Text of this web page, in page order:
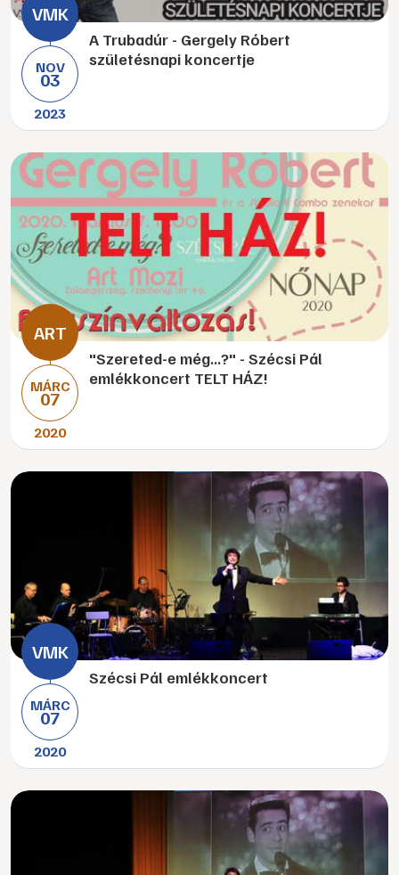
NOV
03
2023
A Trubadúr - Gergely Róbert
születésnapi koncertje
MÁRC
07
2020
"Szereted-e még...?" - Szécsi Pál
emlékkoncert TELT HÁZ!
MÁRC
07
2020
Szécsi Pál emlékkoncert